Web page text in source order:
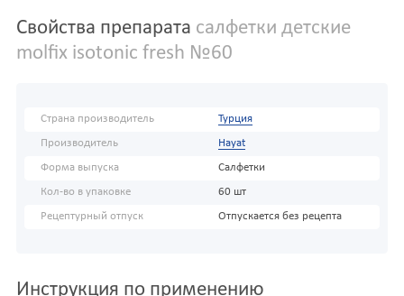
Свойства препарата салфетки детские
molfix isotonic fresh №60
Страна производитель Турция
Производитель Hayat
Форма выпуска Салфетки
Кол-во в упаковке 60 шт
Рецептурный отпуск Отпускается без рецепта
Инструкция по применению